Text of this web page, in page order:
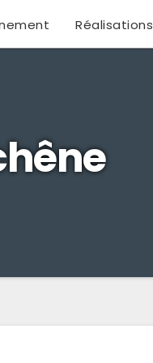
Réalisations